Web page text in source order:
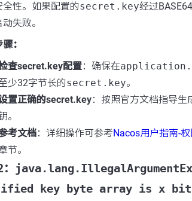
全性。如果配置的secret.key经过
失败。
：
查secret.key配置：确保在
少32字节长的secret.key。
置正确的secret.key：按照官方文档指导生
。
考文档：详细操作可参考Nacos用户指南-
节。
key byte array is x